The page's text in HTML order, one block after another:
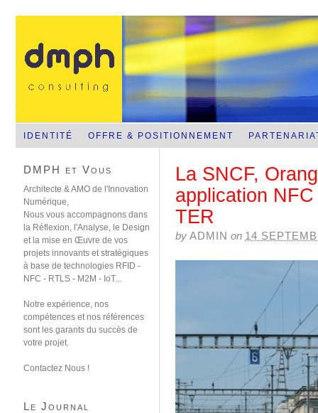
NFC-RFID-RTLS-Sans contact mobile
IDENTITÉ OFFRE & POSITIONNEMENT
La SNCF,
application
TER
by ADMIN on 14
DMPH et Vous
Architecte & AMO de l'Innovation
Numérique,
Nous vous accompagnons dans
la Réflexion, l'Analyse, le Design
et la mise en Œuvre de vos
projets innovants et stratégiques
à base de technologies RFID -
NFC - RTLS - M2M - IoT...
Notre expérience, nos
compétences et nos références
sont les garants du succès de
votre projet.
Contactez Nous !
Le Journal